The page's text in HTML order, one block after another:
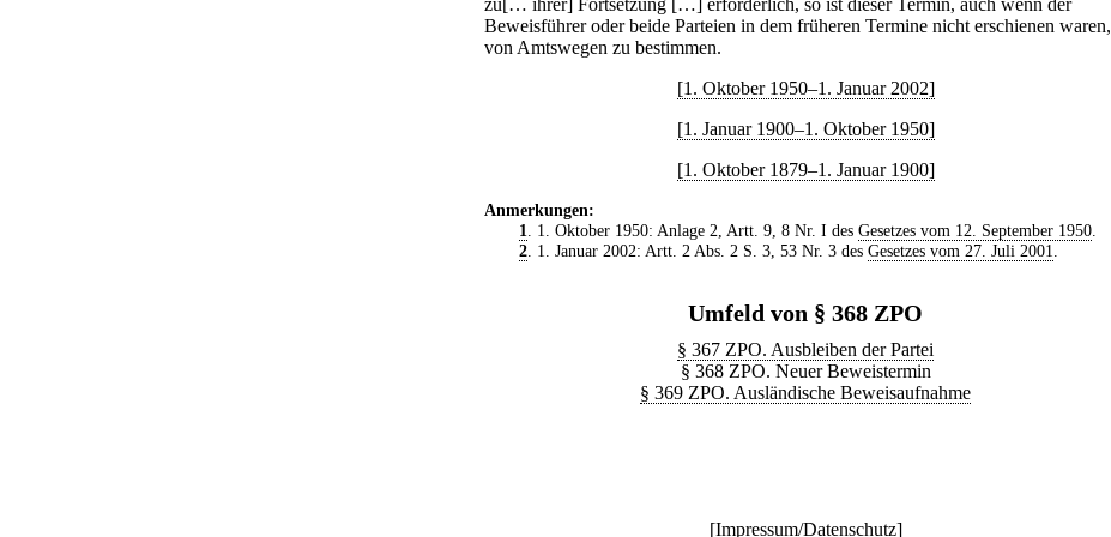
zu[… ihrer] Fortsetzung […] erforderlich, so ist dieser Termin, auch wenn der
Beweisführer oder beide Parteien in dem früheren Termine nicht erschienen waren,
von Amtswegen zu bestimmen.
[1. Oktober 1950–1. Januar 2002]
[1. Januar 1900–1. Oktober 1950]
[1. Oktober 1879–1. Januar 1900]
Anmerkungen:
1
. 1. Oktober 1950: Anlage 2, Artt. 9, 8 Nr. I des Gesetzes vom 12. September 1950.
2. 1. Januar 2002: Artt. 2 Abs. 2 S. 3, 53 Nr. 3 des Gesetzes vom 27. Juli 2001
Umfeld von § 368 ZPO
§ 367 ZPO. Ausbleiben der Partei
§ 368 ZPO. Neuer Beweistermin
§ 369 ZPO. Ausländische Beweisaufnahme
[Impressum/Datenschutz]